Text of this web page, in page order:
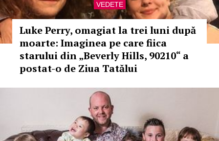
VEDETE
Luke Perry, omagiat la trei luni după
moarte: Imaginea pe care fiica
starului din „Beverly Hills, 90210“ a
postat-o de Ziua Tatălui